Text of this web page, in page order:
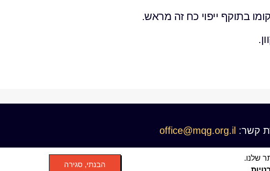
בתוקף ייפוי כח זה מראש.
קשר:office@mqg.org.il
הבנתי, סגירה